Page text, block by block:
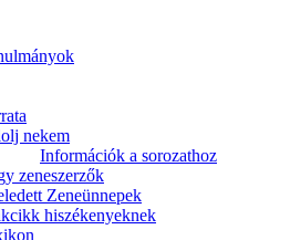
nekem
Információk a sorozathoz
zeneszerzők
Zeneünnepek
hiszékenyeknek